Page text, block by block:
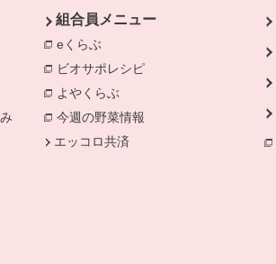
組合員メニュー
eくらぶ
ビオサポレシピ
よやくらぶ
今週の野菜情報
エッコロ共済